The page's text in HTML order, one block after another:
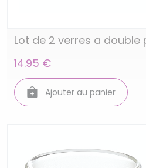
Lot de 2 verres a
14.95 €
Ajouter au panier